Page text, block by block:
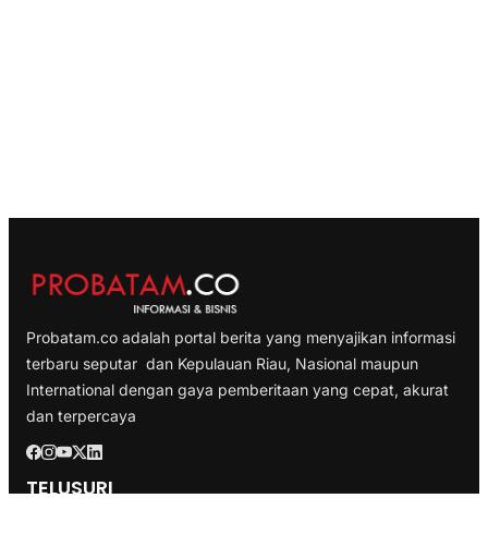
Probatam.co adalah portal berita yang menyajikan informasi
terbaru seputar dan Kepulauan Riau, Nasional maupun
International dengan gaya pemberitaan yang cepat, akurat
dan terpercaya
TELUSURI